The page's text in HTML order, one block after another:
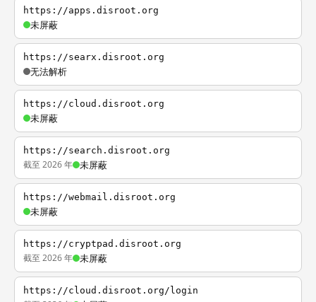
https://apps.disroot.org
未屏蔽
https://searx.disroot.org
无法解析
https://cloud.disroot.org
未屏蔽
https://search.disroot.org
截至 2026 年 未屏蔽
https://webmail.disroot.org
未屏蔽
https://cryptpad.disroot.org
截至 2026 年 未屏蔽
https://cloud.disroot.org/login